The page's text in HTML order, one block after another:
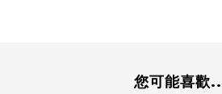
您可能喜歡